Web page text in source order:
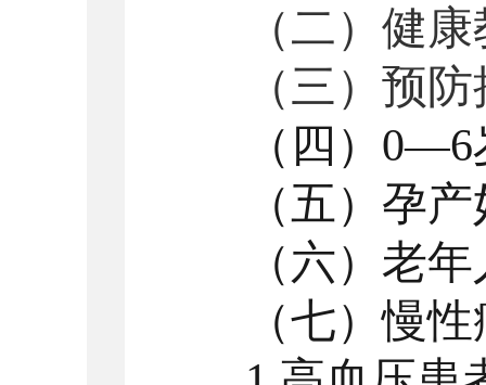
（二）健
（三）预
（四） 0—6
（五）孕
（六）老
（七）慢性